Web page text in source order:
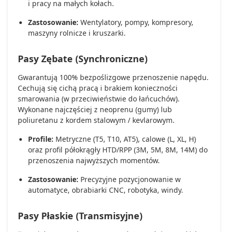
i pracy na małych kołach.
Zastosowanie: Wentylatory, pompy, kompresory,
maszyny rolnicze i kruszarki.
Pasy Zębate (Synchroniczne)
Gwarantują 100% bezpoślizgowe przenoszenie napędu.
Cechują się cichą pracą i brakiem konieczności
smarowania (w przeciwieństwie do łańcuchów).
Wykonane najczęściej z neoprenu (gumy) lub
poliuretanu z kordem stalowym / kevlarowym.
Profile: Metryczne (T5, T10, AT5), calowe (L, XL, H)
oraz profil półokrągły HTD/RPP (3M, 5M, 8M, 14M) do
przenoszenia najwyższych momentów.
Zastosowanie: Precyzyjne pozycjonowanie w
automatyce, obrabiarki CNC, robotyka, windy.
Pasy Płaskie (Transmisyjne)